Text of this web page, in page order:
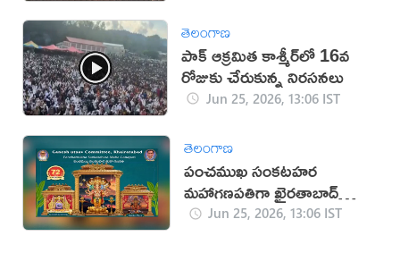
తెలంగాణ
పాక్ ఆక్రమిత కాశ్మీర్‌లో 16వ
రోజుకు చేరుకున్న నిరసనలు
Jun 25, 2026, 13:06 IST
తెలంగాణ
పంచముఖ సంకటహర
మహాగణపతిగా ఖైరతాబాద్‌
గణేశుడుJun 25, 2026, 13:06 IST